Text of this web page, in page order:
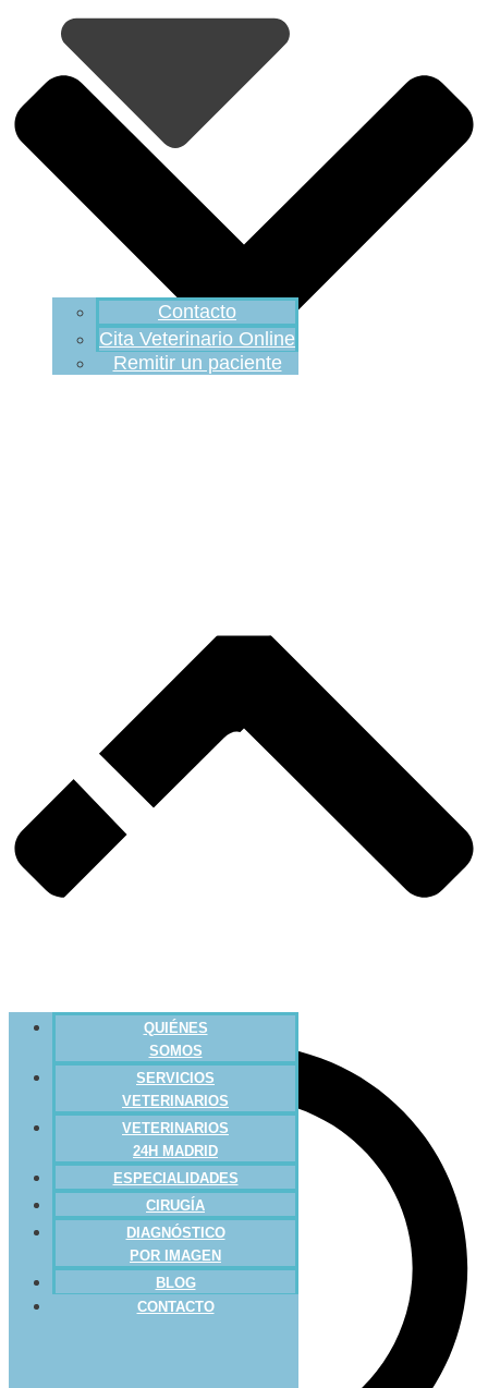
Contacto
Cita Veterinario Online
Remitir un paciente
QUIÉNES
SOMOS
SERVICIOS
VETERINARIOS
VETERINARIOS
24H MADRID
ESPECIALIDADES
CIRUGÍA
DIAGNÓSTICO
POR IMAGEN
BLOG
CONTACTO